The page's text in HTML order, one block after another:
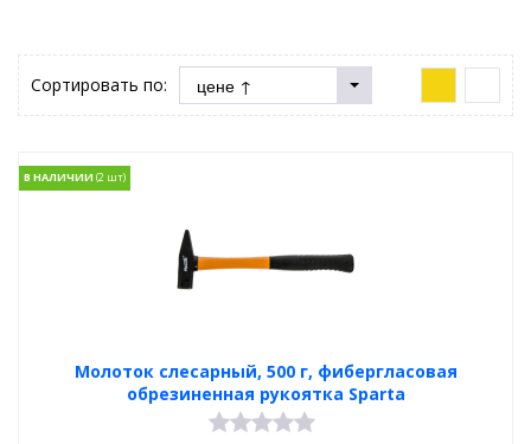
Сортировать по:
Молоток слесарный, 500 г, фибергласовая
обрезиненная рукоятка Sparta
В НАЛИЧИИ